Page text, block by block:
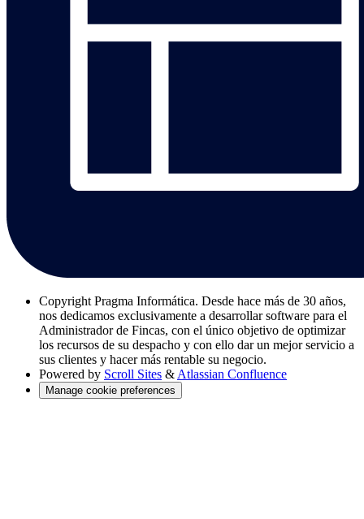
Copyright Pragma Informática. Desde hace más de 30 años,
nos dedicamos exclusivamente a desarrollar software para el
Administrador de Fincas, con el único objetivo de optimizar
los recursos de su despacho y con ello dar un mejor servicio a
sus clientes y hacer más rentable su negocio.
Powered by Scroll Sites & Atlassian Confluence
Manage cookie preferences